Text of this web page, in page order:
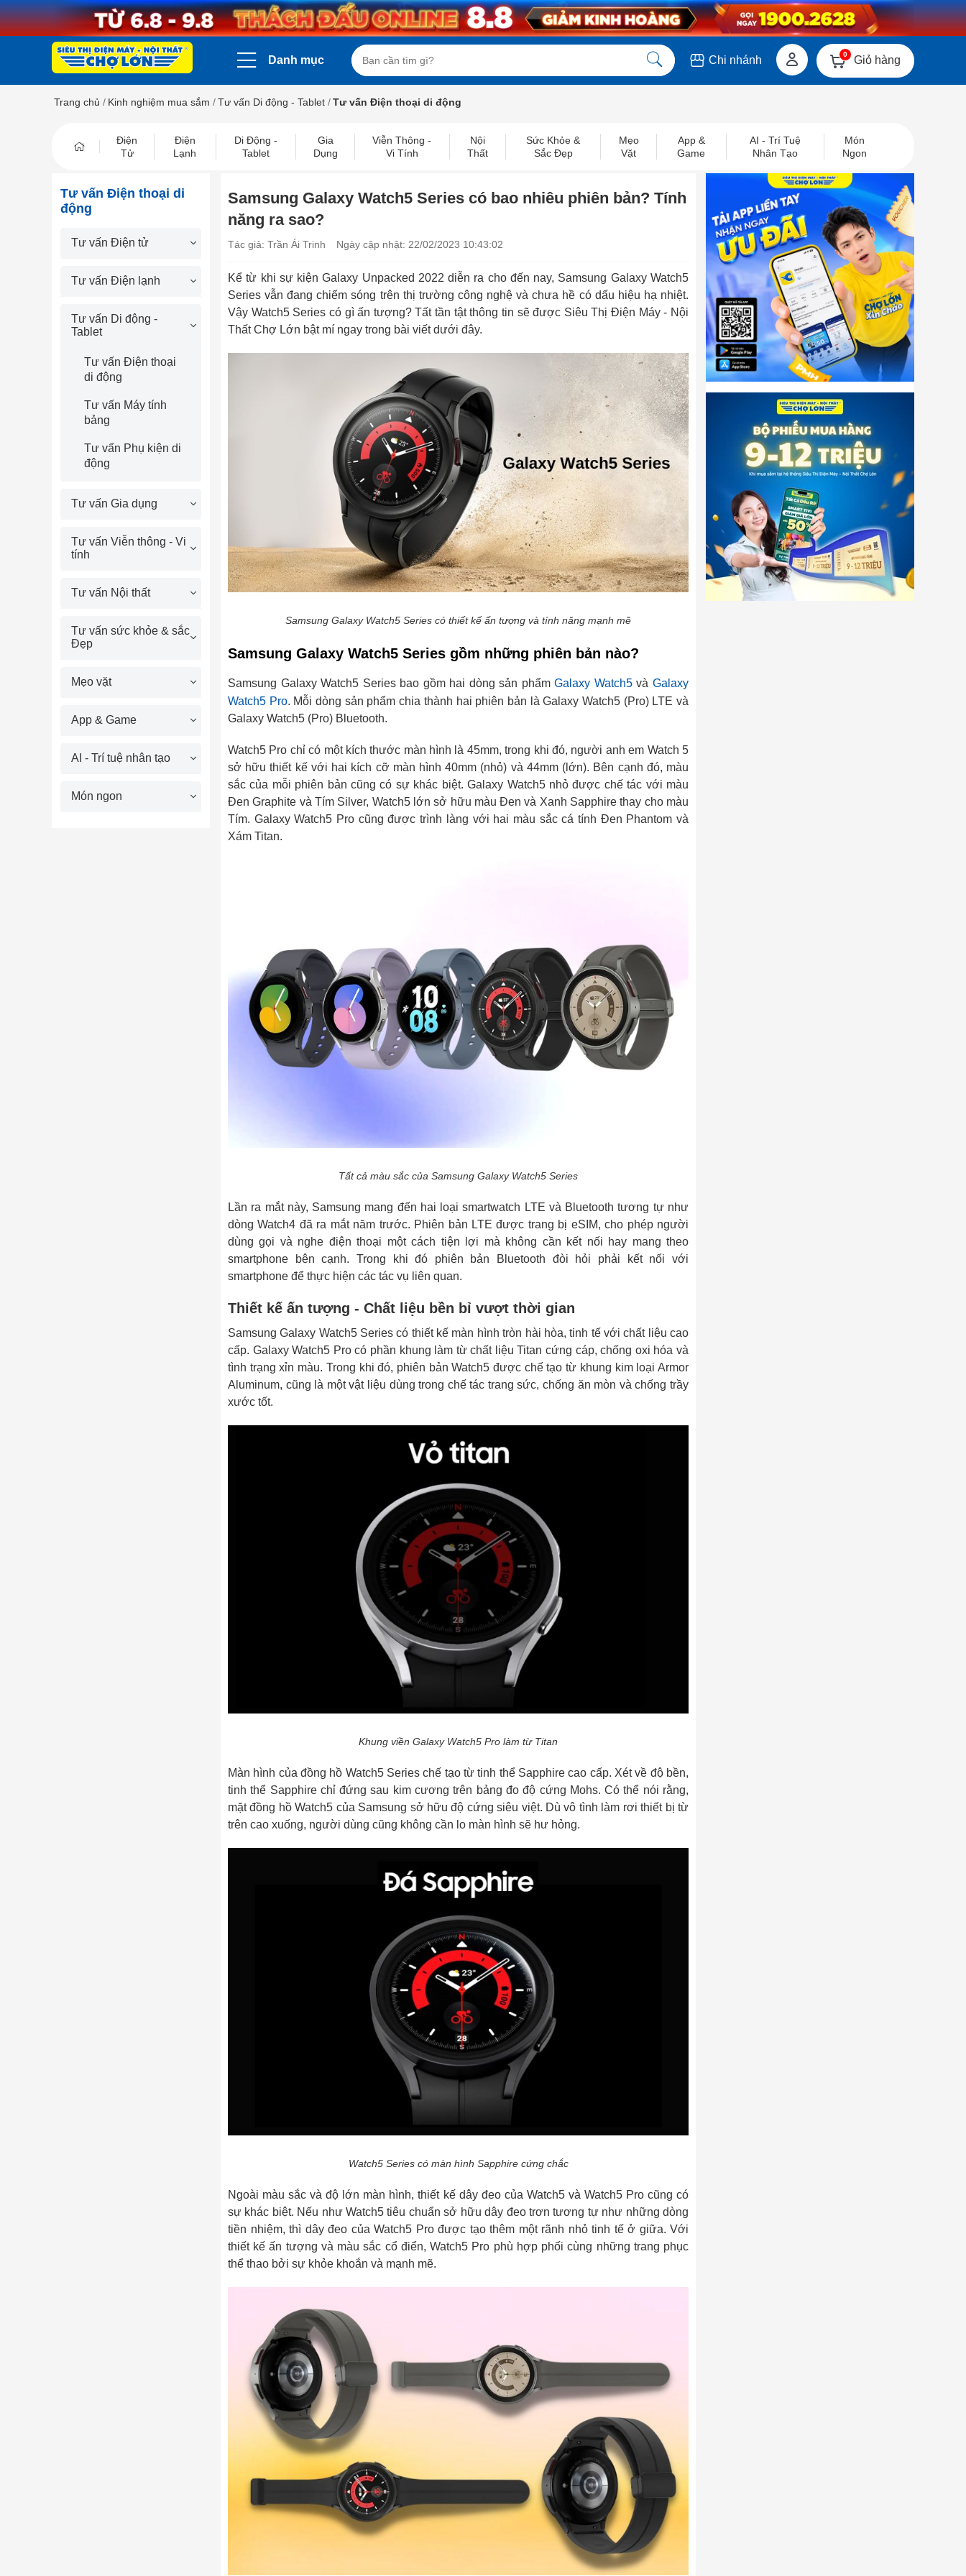
Danh mục Chi nhánh 0 Giỏ hàng
Trang chủ / Kinh nghiệm mua sắm /Tư vấn Di động - Tablet /Tư vấn Điện thoại di động
Điện
Tử
Điện
Lạnh
Di Động -
Tablet
Gia
Dụng
Viễn Thông -
Vi Tính
Nội
Thất
Sức Khỏe &
Sắc Đẹp
Mẹo
Vặt
App &
Game
AI - Trí Tuệ
Nhân Tạo
Món
Ngon
Tư vấn Điện thoại di
động
Tư vấn Điện tử
Tư vấn Điện lạnh
Tư vấn Di động -
Tablet
Tư vấn Điện thoại
di động
Tư vấn Máy tính
bảng
Tư vấn Phụ kiện di
động
Tư vấn Gia dụng
Tư vấn Viễn thông - Vi
tính
Tư vấn Nội thất
Tư vấn sức khỏe & sắc
Đẹp
Mẹo vặt
App & Game
AI - Trí tuệ nhân tạo
Món ngon
Samsung Galaxy Watch5 Series có bao nhiêu phiên bản? Tính
năng ra sao?
Tác giả: Trần Ái Trinh Ngày cập nhật: 22/02/2023 10:43:02
Kể từ khi sự kiện Galaxy Unpacked 2022 diễn ra cho đến nay, Samsung Galaxy Watch5
Series vẫn đang chiếm sóng trên thị trường công nghệ và chưa hề có dấu hiệu hạ nhiệt.
Vậy Watch5 Series có gì ấn tượng? Tất tần tật thông tin sẽ được Siêu Thị Điện Máy - Nội
Thất Chợ Lớn bật mí ngay trong bài viết dưới đây.
Samsung Galaxy Watch5 Series có thiết kế ấn tượng và tính năng mạnh mẽ
Samsung Galaxy Watch5 Series gồm những phiên bản nào?
Samsung Galaxy Watch5 Series bao gồm hai dòng sản phẩmGalaxy Watch5vàGalaxy
Watch5 Pro. Mỗi dòng sản phẩm chia thành hai phiên bản là Galaxy Watch5 (Pro) LTE và
Galaxy Watch5 (Pro) Bluetooth.
Watch5 Pro chỉ có một kích thước màn hình là 45mm, trong khi đó, người anh em Watch 5
sở hữu thiết kế với hai kích cỡ màn hình 40mm (nhỏ) và 44mm (lớn). Bên cạnh đó, màu
sắc của mỗi phiên bản cũng có sự khác biệt. Galaxy Watch5 nhỏ được chế tác với màu
Đen Graphite và Tím Silver, Watch5 lớn sở hữu màu Đen và Xanh Sapphire thay cho màu
Tím. Galaxy Watch5 Pro cũng được trình làng với hai màu sắc cá tính Đen Phantom và
Xám Titan.
Tất cả màu sắc của Samsung Galaxy Watch5 Series
Lần ra mắt này, Samsung mang đến hai loại smartwatch LTE và Bluetooth tương tự như
dòng Watch4 đã ra mắt năm trước. Phiên bản LTE được trang bị eSIM, cho phép người
dùng gọi và nghe điện thoại một cách tiện lợi mà không cần kết nối hay mang theo
smartphone bên cạnh. Trong khi đó phiên bản Bluetooth đòi hỏi phải kết nối với
smartphone để thực hiện các tác vụ liên quan.
Thiết kế ấn tượng - Chất liệu bền bỉ vượt thời gian
Samsung Galaxy Watch5 Series có thiết kế màn hình tròn hài hòa, tinh tế với chất liệu cao
cấp. Galaxy Watch5 Pro có phần khung làm từ chất liệu Titan cứng cáp, chống oxi hóa và
tình trạng xỉn màu. Trong khi đó, phiên bản Watch5 được chế tạo từ khung kim loại Armor
Aluminum, cũng là một vật liệu dùng trong chế tác trang sức, chống ăn mòn và chống trầy
xước tốt.
Khung viền Galaxy Watch5 Pro làm từ Titan
Màn hình của đồng hồ Watch5 Series chế tạo từ tinh thể Sapphire cao cấp. Xét về độ bền,
tinh thể Sapphire chỉ đứng sau kim cương trên bảng đo độ cứng Mohs. Có thể nói rằng,
mặt đồng hồ Watch5 của Samsung sở hữu độ cứng siêu việt. Dù vô tình làm rơi thiết bị từ
trên cao xuống, người dùng cũng không cần lo màn hình sẽ hư hỏng.
Watch5 Series có màn hình Sapphire cứng chắc
Ngoài màu sắc và độ lớn màn hình, thiết kế dây đeo của Watch5 và Watch5 Pro cũng có
sự khác biệt. Nếu như Watch5 tiêu chuẩn sở hữu dây đeo trơn tương tự như những dòng
tiền nhiệm, thì dây đeo của Watch5 Pro được tạo thêm một rãnh nhỏ tinh tế ở giữa. Với
thiết kế ấn tượng và màu sắc cổ điển, Watch5 Pro phù hợp phối cùng những trang phục
thể thao bởi sự khỏe khoắn và mạnh mẽ.